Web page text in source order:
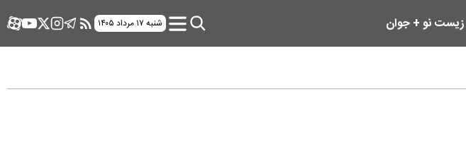
نو + جوان شنبه ۱۷ مرداد ۱۴۰۵